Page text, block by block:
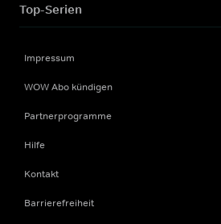
Top-Serien
Impressum
WOW Abo kündigen
Partnerprogramme
Hilfe
Kontakt
Barrierefreiheit